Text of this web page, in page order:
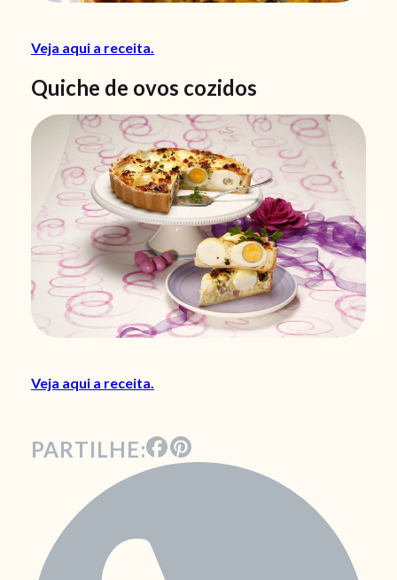
Veja aqui a receita.
Quiche de ovos cozidos
Veja aqui a receita.
PARTILHE: